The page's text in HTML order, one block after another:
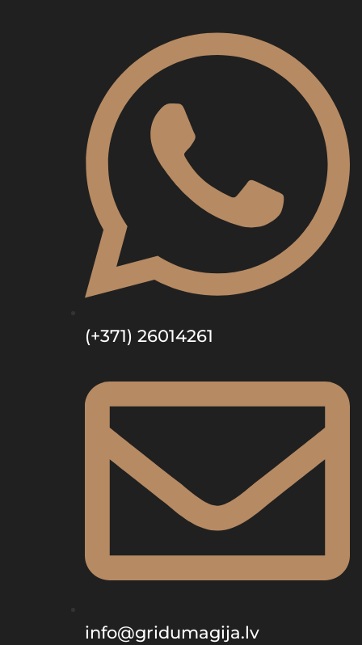
(+371) 26014261
info@gridumagija.lv